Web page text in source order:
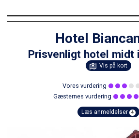
Hotel
Prisvenligt hotel midt
Vis på kort
Vores vurdering
Gæsternes vurdering
Læs anmeldelser 4